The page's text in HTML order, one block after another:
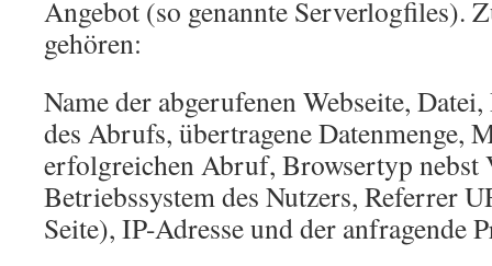
Angebot (so genannte Serverlogfiles).
gehören:
Name der abgerufenen Webseite,
des Abrufs, übertragene Datenmenge,
erfolgreichen Abruf, Browsertyp nebst
Betriebssystem des Nutzers, Referrer
Seite), IP-Adresse und der anfragende